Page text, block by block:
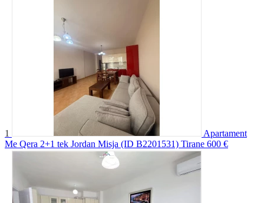
1
Apartament
Me Qera 2+1 tek Jordan Misja (ID B2201531) Tirane 600 €